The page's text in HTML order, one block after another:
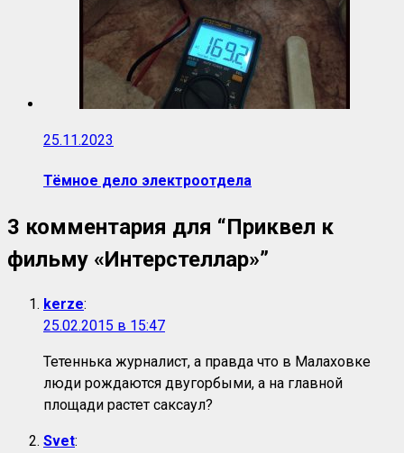
25.11.2023
Тёмное дело электроотдела
3 комментария для “Приквел к
фильму «Интерстеллар»”
kerze:
25.02.2015 в 15:47
Тетеннька журналист, а правда что в Малаховке
люди рождаются двугорбыми, а на главной
площади растет саксаул?
Svet: